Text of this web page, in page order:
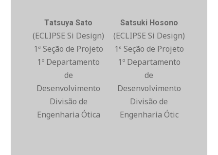
Tatsuya Sato
(ECLIPSE Si Design)
1ª Seção de Projeto
1º Departamento
de
Desenvolvimento
Divisão de
Engenharia Ótica
Satsuki Hosono
(ECLIPSE Si Design)
1ª Seção de Projeto
1º Departamento
de
Desenvolvimento
Divisão de
Engenharia Ótic